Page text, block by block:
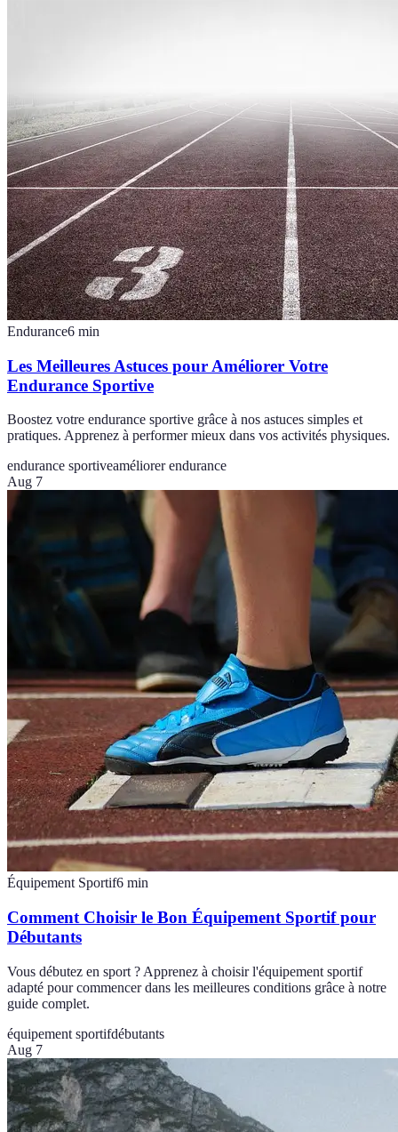
Endurance6 min
Les Meilleures Astuces pour Améliorer Votre
Endurance Sportive
Boostez votre endurance sportive grâce à nos astuces simples et
pratiques. Apprenez à performer mieux dans vos activités physiques.
endurance sportiveaméliorer endurance
Aug 7
Équipement Sportif6 min
Comment Choisir le Bon Équipement Sportif pour
Débutants
Vous débutez en sport ? Apprenez à choisir l'équipement sportif
adapté pour commencer dans les meilleures conditions grâce à notre
guide complet.
équipement sportifdébutants
Aug 7